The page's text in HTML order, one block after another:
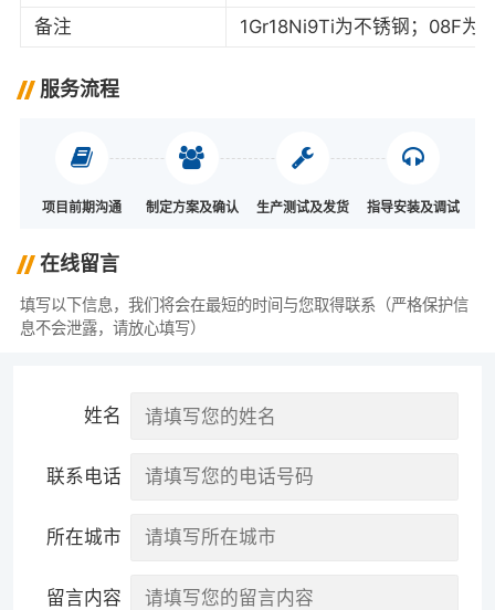
备注
1Gr18Ni9Ti为不锈钢；08F为
服务流程
项目前期沟通 制定方案及确认 生产测试及发货 指导安装及调试
在线留言
填写以下信息，我们将会在最短的时间与您取得联系（严格保护信
息不会泄露，请放心填写）
姓名
联系电话
所在城市
留言内容